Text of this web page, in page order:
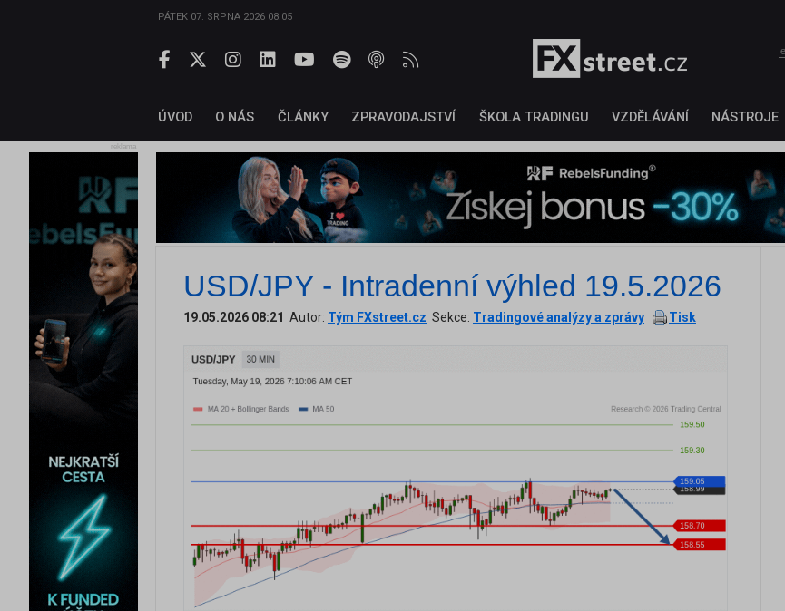
PÁTEK 07. SRPNA 2026 08:05
ÚVOD O NÁS ČLÁNKY ZPRAVODAJSTVÍ ŠKOLA TRADINGU VZDĚLÁVÁNÍ NÁSTROJE
reklama
USD/JPY - Intradenní výhled 19.5.2026
19.05.2026 08:21 Autor: Tým FXstreet.cz Sekce: Tradingové analýzy a zprávy Tisk